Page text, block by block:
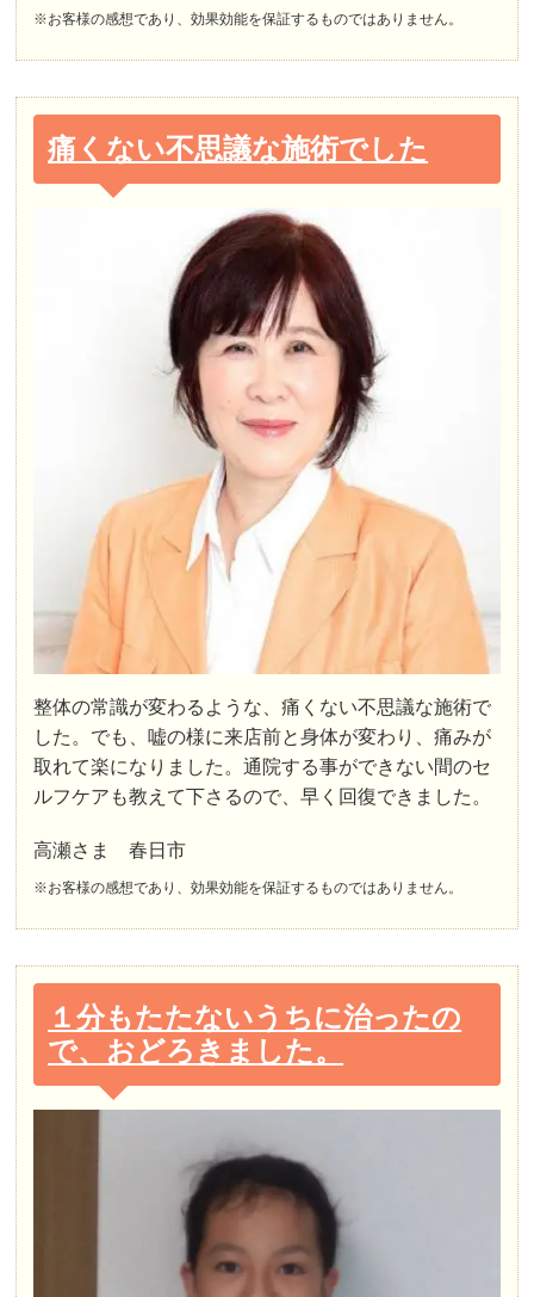
※お客様の感想であり、効果効能を保証するものではありません。
痛くない不思議な施術でした
整体の常識が変わるような、痛くない不思議な施術で
した。でも、嘘の様に来店前と身体が変わり、痛みが
取れて楽になりました。通院する事ができない間のセ
ルフケアも教えて下さるので、早く回復できました。
高瀬さま 春日市
※お客様の感想であり、効果効能を保証するものではありません。
１分もたたないうちに治ったの
で、おどろきました。